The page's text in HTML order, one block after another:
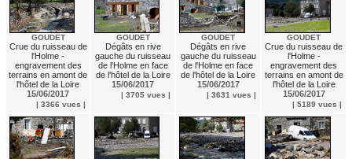
GOUDET
Crue du ruisseau de
l'Holme -
engravement des
terrains en amont de
l'hôtel de la Loire
15/06/2017
| 3366 vues |
GOUDET
Dégâts en rive
gauche du ruisseau
de l'Holme en face
de l'hôtel de la Loire
15/06/2017
| 3705 vues |
GOUDET
Dégâts en rive
gauche du ruisseau
de l'Holme en face
de l'hôtel de la Loire
15/06/2017
| 3631 vues |
GOUDET
Crue du ruisseau de
l'Holme -
engravement des
terrains en amont de
l'hôtel de la Loire
15/06/2017
| 5189 vues |